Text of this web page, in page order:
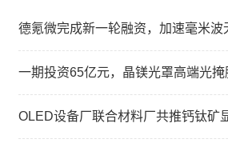
德氪微完成新一轮融资，加速毫米波
一期投资65亿元，晶镁光罩高端光
OLED设备厂联合材料厂共推钙钛矿